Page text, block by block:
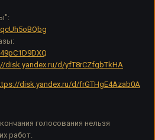
disk.yandex.ru/d/yfT8rCZfgbTkHA
disk.yandex.ru/d/frGTHgE4Azab0A
голосования нельзя
работ.